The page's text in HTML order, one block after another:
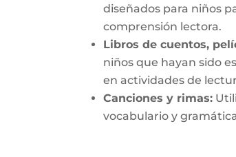
diseñados para niños
comprensión lectora.
Libros de cuentos,
niños que hayan sido
en actividades de
Canciones y rimas:
vocabulario y